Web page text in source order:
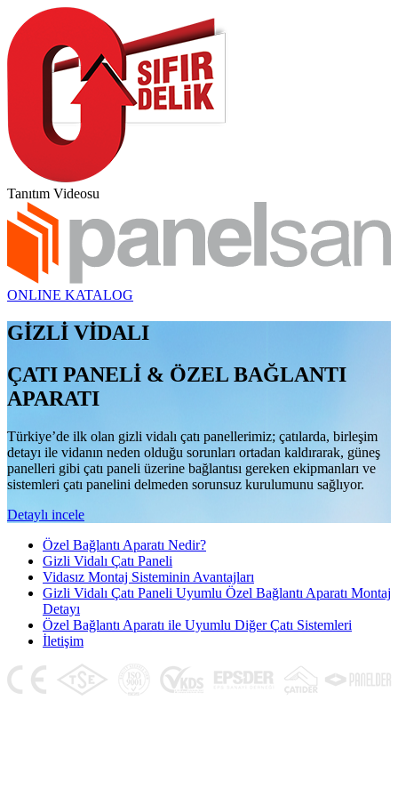
Tanıtım Videosu
ONLINE KATALOG
GİZLİ VİDALI
ÇATI PANELİ & ÖZEL BAĞLANTI
APARATI
Türkiye’de ilk olan gizli vidalı çatı panellerimiz; çatılarda, birleşim
detayı ile vidanın neden olduğu sorunları ortadan kaldırarak, güneş
panelleri gibi çatı paneli üzerine bağlantısı gereken ekipmanları ve
sistemleri çatı panelini delmeden sorunsuz kurulumunu sağlıyor.
Detaylı incele
Özel Bağlantı Aparatı Nedir?
Gizli Vidalı Çatı Paneli
Vidasız Montaj Sisteminin Avantajları
Gizli Vidalı Çatı Paneli Uyumlu Özel Bağlantı Aparatı Montaj
Detayı
Özel Bağlantı Aparatı ile Uyumlu Diğer Çatı Sistemleri
İletişim